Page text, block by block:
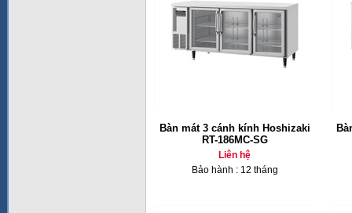
Bàn mát 3 cánh kính Hoshizaki
RT-186MC-SG
Liên hệ
Bảo hành : 12 tháng